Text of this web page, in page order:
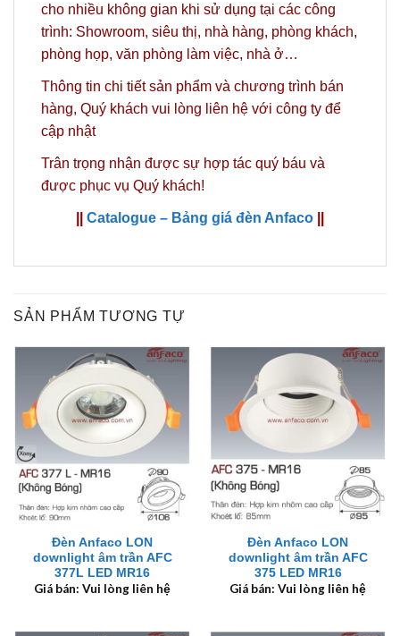
cho nhiều không gian khi sử dụng tại các công
trình: Showroom, siêu thị, nhà hàng, phòng khách,
phòng họp, văn phòng làm việc, nhà ở…
Thông tin chi tiết sản phẩm và chương trình bán
hàng, Quý khách vui lòng liên hệ với công ty để
cập nhật
Trân trọng nhận được sự hợp tác quý báu và
được phục vụ Quý khách!
Catalogue – Bảng giá đèn Anfaco
SẢN PHẨM TƯƠNG TỰ
Đèn Anfaco LON
downlight âm trần AFC
377L LED MR16
Giá bán: Vui lòng liên hệ
Đèn Anfaco LON
downlight âm trần AFC
375 LED MR16
Giá bán: Vui lòng liên hệ